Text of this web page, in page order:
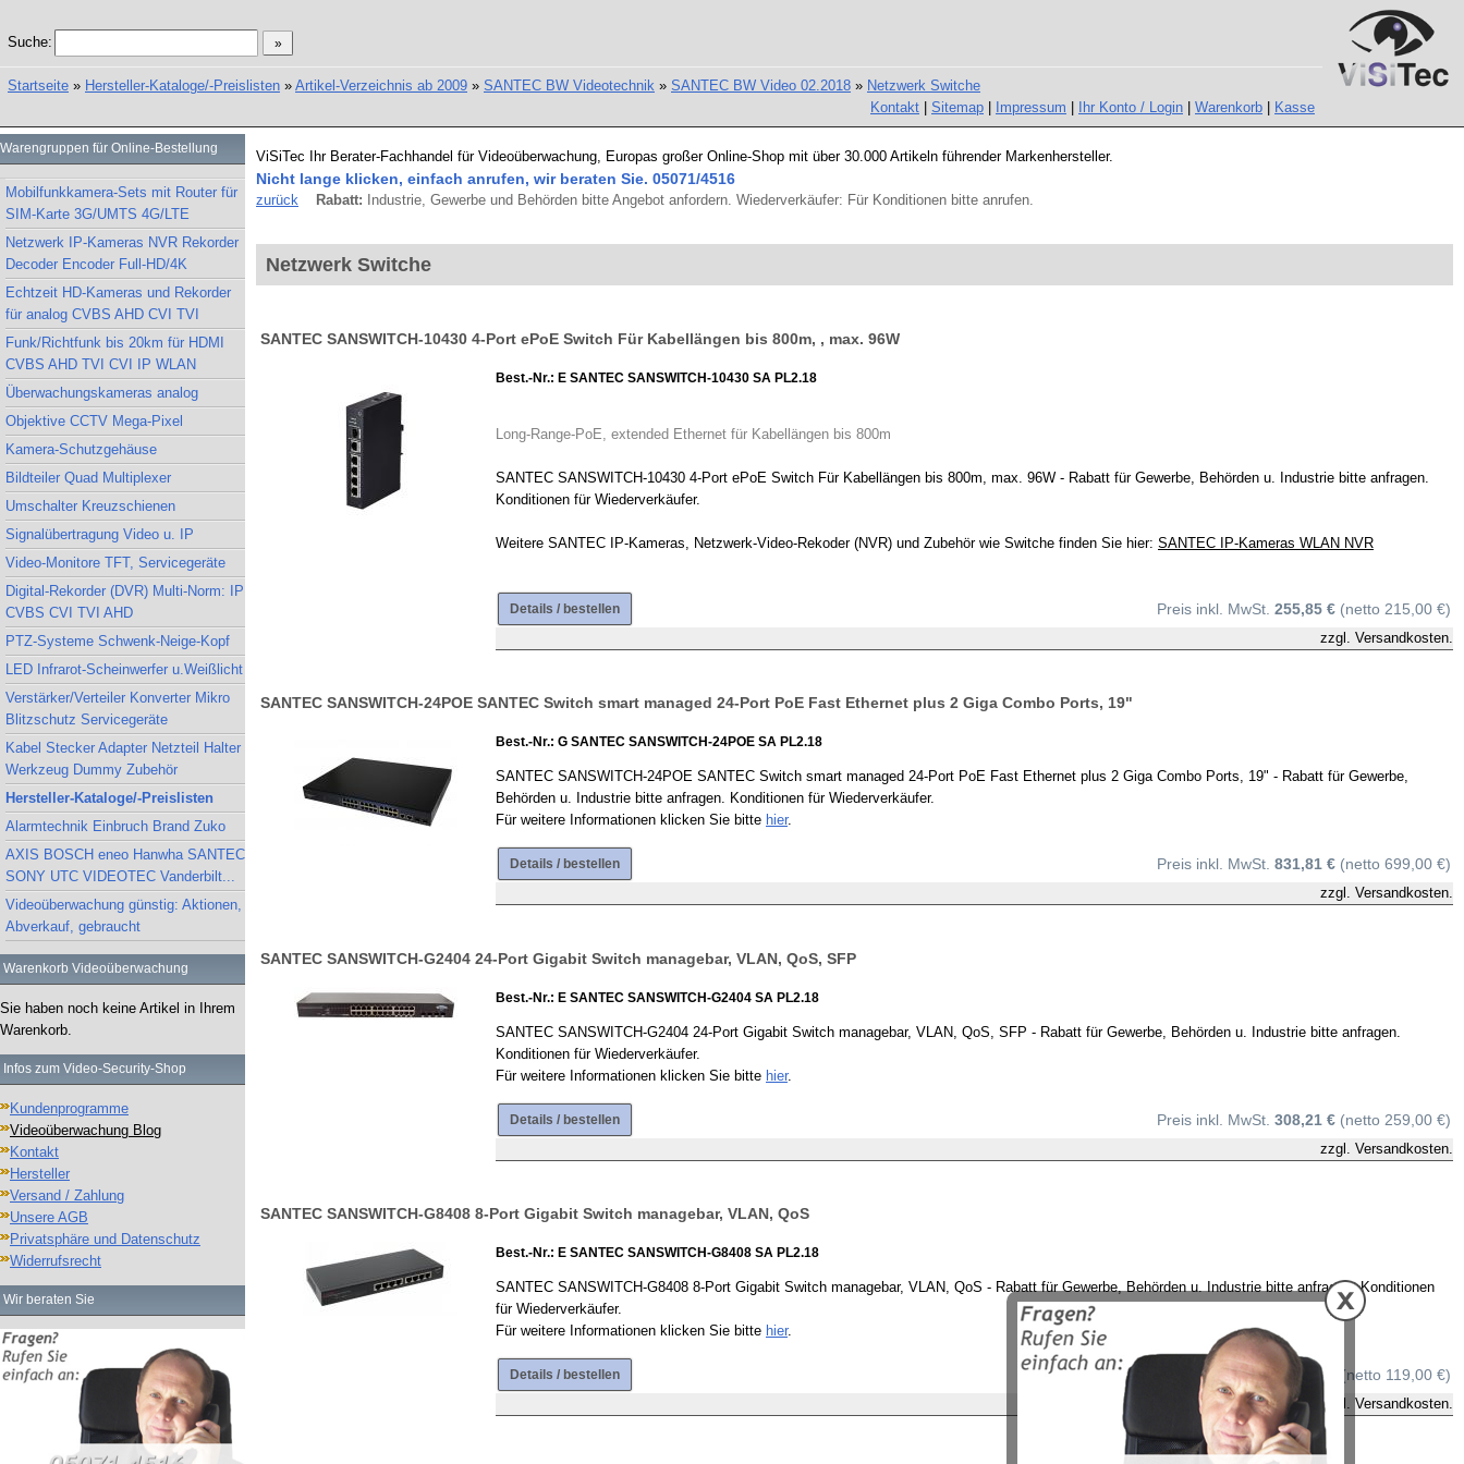
Suche:
Startseite » Hersteller-Kataloge/-Preislisten » Artikel-Verzeichnis ab 2009 » SANTEC BW Videotechnik » SANTEC BW Video 02.2018 » Netzwerk Switche
Kontakt
Sitemap Impressum Ihr Konto / Login Warenkorb Kasse
Warengruppen für Online-Bestellung
Mobilfunkkamera-Sets mit Router für
SIM-Karte 3G/UMTS 4G/LTE
Netzwerk IP-Kameras NVR Rekorder
Decoder Encoder Full-HD/4K
Echtzeit HD-Kameras und Rekorder
für analog CVBS AHD CVI TVI
Funk/Richtfunk bis 20km für HDMI
CVBS AHD TVI CVI IP WLAN
Überwachungskameras analog
Objektive CCTV Mega-Pixel
Kamera-Schutzgehäuse
Bildteiler Quad Multiplexer
Umschalter Kreuzschienen
Signalübertragung Video u. IP
Video-Monitore TFT, Servicegeräte
Digital-Rekorder (DVR) Multi-Norm: IP
CVBS CVI TVI AHD
PTZ-Systeme Schwenk-Neige-Kopf
LED Infrarot-Scheinwerfer u.Weißlicht
Verstärker/Verteiler Konverter Mikro
Blitzschutz Servicegeräte
Kabel Stecker Adapter Netzteil Halter
Werkzeug Dummy Zubehör
Hersteller-Kataloge/-Preislisten
Alarmtechnik Einbruch Brand Zuko
AXIS BOSCH eneo Hanwha SANTEC
SONY UTC VIDEOTEC Vanderbilt...
Videoüberwachung günstig: Aktionen,
Abverkauf, gebraucht
Warenkorb Videoüberwachung
Sie haben noch keine Artikel in Ihrem
Warenkorb.
Infos zum Video-Security-Shop
Kundenprogramme
Videoüberwachung Blog
Kontakt
Hersteller
Versand / Zahlung
Unsere AGB
Privatsphäre und Datenschutz
Widerrufsrecht
Wir beraten Sie
ViSiTec Ihr Berater-Fachhandel für Videoüberwachung, Europas großer Online-Shop mit über 30.000 Artikeln führender Markenhersteller.
Nicht lange klicken, einfach anrufen, wir beraten Sie. 05071/4516
zurück Rabatt: Industrie, Gewerbe und Behörden bitte Angebot anfordern. Wiederverkäufer: Für Konditionen bitte anrufen.
Netzwerk Switche
SANTEC SANSWITCH-10430 4-Port ePoE Switch Für Kabellängen bis 800m, , max. 96W
Best.-Nr.: E SANTEC SANSWITCH-10430 SA PL2.18
Long-Range-PoE, extended Ethernet für Kabellängen bis 800m
SANTEC SANSWITCH-10430 4-Port ePoE Switch Für Kabellängen bis 800m, max. 96W - Rabatt für Gewerbe, Behörden u. Industrie bitte anfragen.
Konditionen für Wiederverkäufer.
Weitere SANTEC IP-Kameras, Netzwerk-Video-Rekoder (NVR) und Zubehör wie Switche finden Sie hier: SANTEC IP-Kameras WLAN NVR
Details / bestellen Preis inkl. MwSt. 255,85 € (netto 215,00 €)
zzgl. Versandkosten.
SANTEC SANSWITCH-24POE SANTEC Switch smart managed 24-Port PoE Fast Ethernet plus 2 Giga Combo Ports, 19"
Best.-Nr.: G SANTEC SANSWITCH-24POE SA PL2.18
SANTEC SANSWITCH-24POE SANTEC Switch smart managed 24-Port PoE Fast Ethernet plus 2 Giga Combo Ports, 19" - Rabatt für Gewerbe,
Behörden u. Industrie bitte anfragen. Konditionen für Wiederverkäufer.
Für weitere Informationen klicken Sie bitte hier.
Details / bestellen Preis inkl. MwSt. 831,81 € (netto 699,00 €)
zzgl. Versandkosten.
SANTEC SANSWITCH-G2404 24-Port Gigabit Switch managebar, VLAN, QoS, SFP
Best.-Nr.: E SANTEC SANSWITCH-G2404 SA PL2.18
SANTEC SANSWITCH-G2404 24-Port Gigabit Switch managebar, VLAN, QoS, SFP - Rabatt für Gewerbe, Behörden u. Industrie bitte anfragen.
Konditionen für Wiederverkäufer.
Für weitere Informationen klicken Sie bitte hier.
Details / bestellen Preis inkl. MwSt. 308,21 € (netto 259,00 €)
zzgl. Versandkosten.
SANTEC SANSWITCH-G8408 8-Port Gigabit Switch managebar, VLAN, QoS
Best.-Nr.: E SANTEC SANSWITCH-G8408 SA PL2.18
SANTEC SANSWITCH-G8408 8-Port Gigabit Switch managebar, VLAN, QoS - Rabatt für Gewerbe, Behörden u. Industrie bitte anfragen. Konditionen
für Wiederverkäufer.
Für weitere Informationen klicken Sie bitte hier.
Details / bestellen Preis inkl. MwSt. 141,61 € (netto 119,00 €)
zzgl. Versandkosten.